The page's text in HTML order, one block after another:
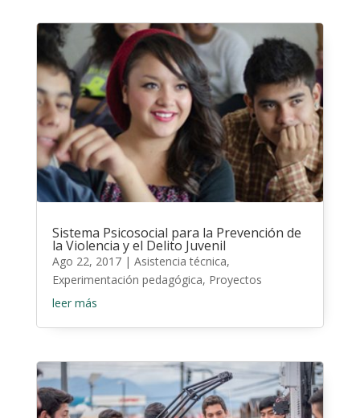
Sistema Psicosocial para la Prevención de
la Violencia y el Delito Juvenil
Ago 22, 2017| Asistencia técnica,
Experimentación pedagógica, Proyectos
leer más